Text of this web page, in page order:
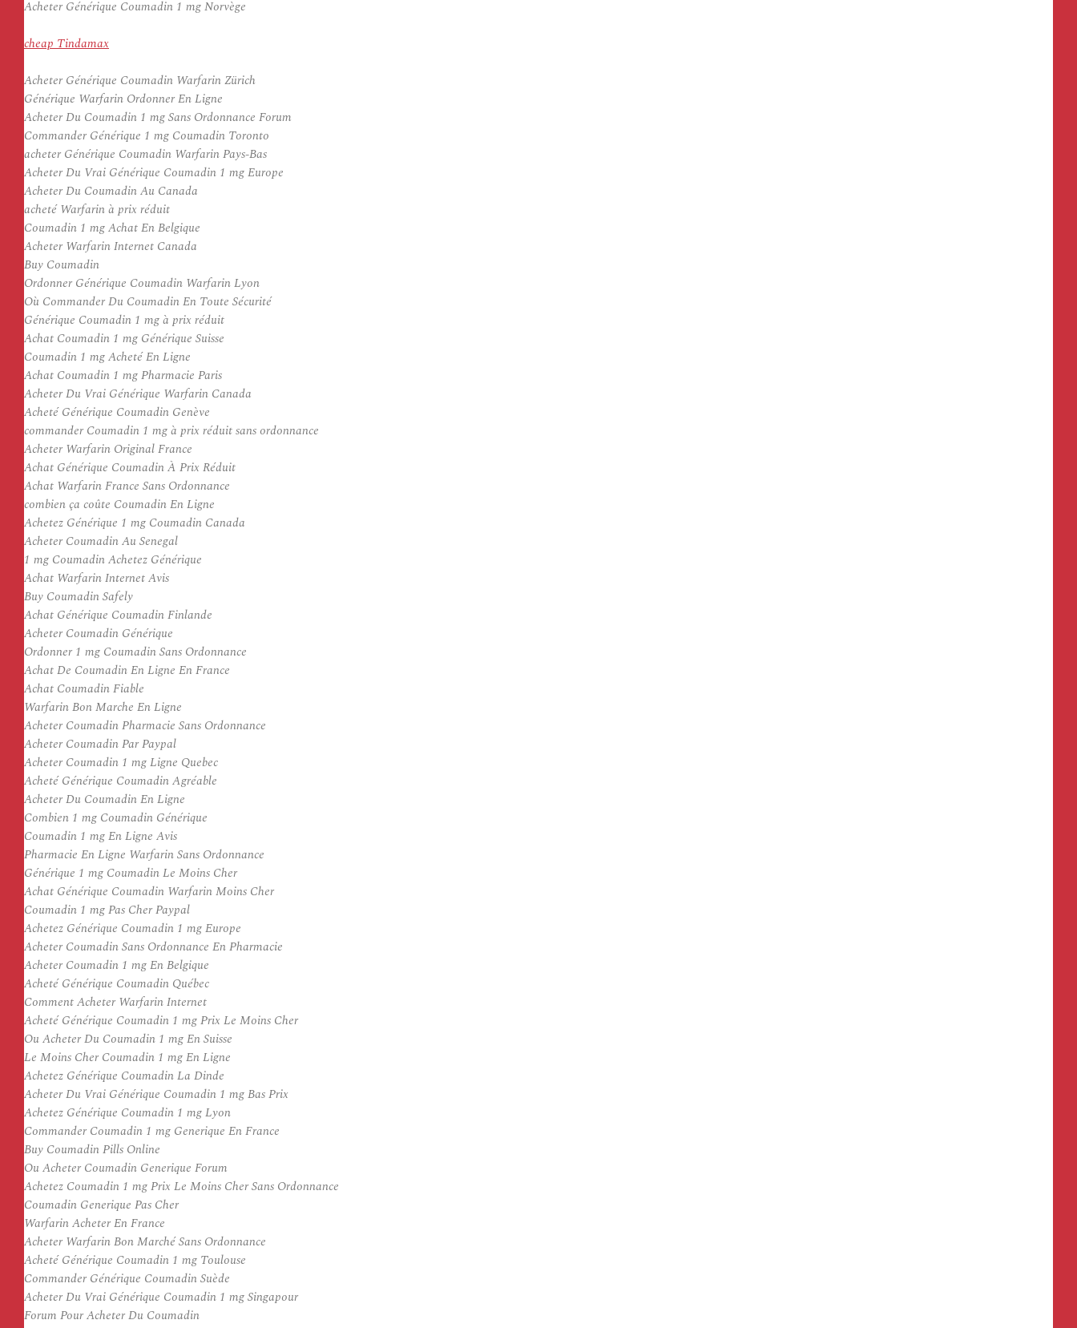
Acheter Générique Coumadin 1 mg Norvège
cheap Tindamax
Acheter Générique Coumadin Warfarin Zürich
Générique Warfarin Ordonner En Ligne
Acheter Du Coumadin 1 mg Sans Ordonnance Forum
Commander Générique 1 mg Coumadin Toronto
acheter Générique Coumadin Warfarin Pays-Bas
Acheter Du Vrai Générique Coumadin 1 mg Europe
Acheter Du Coumadin Au Canada
acheté Warfarin à prix réduit
Coumadin 1 mg Achat En Belgique
Acheter Warfarin Internet Canada
Buy Coumadin
Ordonner Générique Coumadin Warfarin Lyon
Où Commander Du Coumadin En Toute Sécurité
Générique Coumadin 1 mg à prix réduit
Achat Coumadin 1 mg Générique Suisse
Coumadin 1 mg Acheté En Ligne
Achat Coumadin 1 mg Pharmacie Paris
Acheter Du Vrai Générique Warfarin Canada
Acheté Générique Coumadin Genève
commander Coumadin 1 mg à prix réduit sans ordonnance
Acheter Warfarin Original France
Achat Générique Coumadin À Prix Réduit
Achat Warfarin France Sans Ordonnance
combien ça coûte Coumadin En Ligne
Achetez Générique 1 mg Coumadin Canada
Acheter Coumadin Au Senegal
1 mg Coumadin Achetez Générique
Achat Warfarin Internet Avis
Buy Coumadin Safely
Achat Générique Coumadin Finlande
Acheter Coumadin Générique
Ordonner 1 mg Coumadin Sans Ordonnance
Achat De Coumadin En Ligne En France
Achat Coumadin Fiable
Warfarin Bon Marche En Ligne
Acheter Coumadin Pharmacie Sans Ordonnance
Acheter Coumadin Par Paypal
Acheter Coumadin 1 mg Ligne Quebec
Acheté Générique Coumadin Agréable
Acheter Du Coumadin En Ligne
Combien 1 mg Coumadin Générique
Coumadin 1 mg En Ligne Avis
Pharmacie En Ligne Warfarin Sans Ordonnance
Générique 1 mg Coumadin Le Moins Cher
Achat Générique Coumadin Warfarin Moins Cher
Coumadin 1 mg Pas Cher Paypal
Achetez Générique Coumadin 1 mg Europe
Acheter Coumadin Sans Ordonnance En Pharmacie
Acheter Coumadin 1 mg En Belgique
Acheté Générique Coumadin Québec
Comment Acheter Warfarin Internet
Acheté Générique Coumadin 1 mg Prix Le Moins Cher
Ou Acheter Du Coumadin 1 mg En Suisse
Le Moins Cher Coumadin 1 mg En Ligne
Achetez Générique Coumadin La Dinde
Acheter Du Vrai Générique Coumadin 1 mg Bas Prix
Achetez Générique Coumadin 1 mg Lyon
Commander Coumadin 1 mg Generique En France
Buy Coumadin Pills Online
Ou Acheter Coumadin Generique Forum
Achetez Coumadin 1 mg Prix Le Moins Cher Sans Ordonnance
Coumadin Generique Pas Cher
Warfarin Acheter En France
Acheter Warfarin Bon Marché Sans Ordonnance
Acheté Générique Coumadin 1 mg Toulouse
Commander Générique Coumadin Suède
Acheter Du Vrai Générique Coumadin 1 mg Singapour
Forum Pour Acheter Du Coumadin